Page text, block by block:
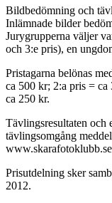
Bildbedömning och
Inlämnade bilder
Jurygrupperna väljer
och 3:e pris), en
Pristagarna belönas
ca 500 kr; 2:a pris =
ca 250 kr.
Tävlingsresultaten och
tävlingsomgång
Prisutdelning sker
2012.